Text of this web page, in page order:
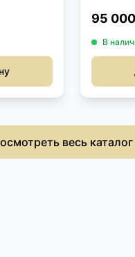
95
В
весь каталог